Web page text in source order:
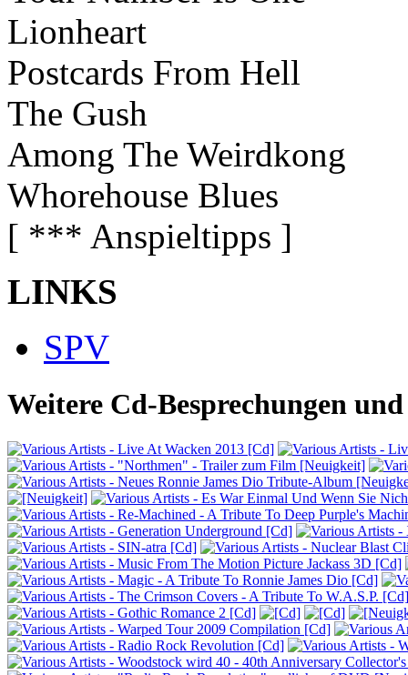
Lionheart
Postcards From Hell
The Gush
Among The Weirdkong
Whorehouse Blues
[ *** Anspieltipps ]
LINKS
SPV
Weitere Cd-Besprechungen